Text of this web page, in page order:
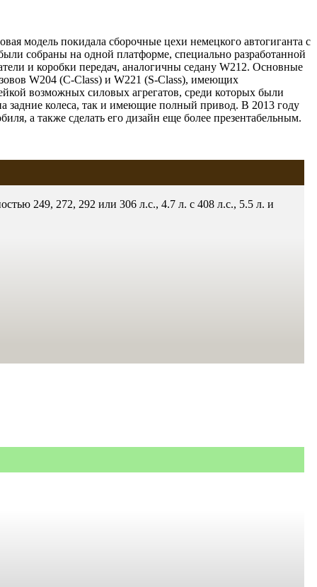
модель покидала сборочные цехи немецкого автогиганта с
собраны на одной платформе, специально разработанной
и коробки передач, аналогичны седану W212. Основные
W204 (С-Class) и W221 (S-Class), имеющих
возможных силовых агрегатов, среди которых были
задние колеса, так и имеющие полный привод. В 2013 году
а также сделать его дизайн еще более презентабельным.
249, 272, 292 или 306 л.с., 4.7 л. с 408 л.с., 5.5 л. и